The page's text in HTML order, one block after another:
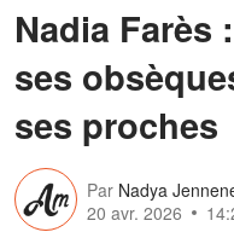
Nadia Farès
ses
ses proches
Par Nadya
20 avr. 2026